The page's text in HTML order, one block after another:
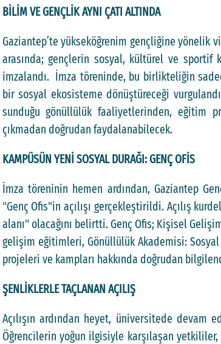
BİLİM VE GENÇLİK AYNI ÇATI ALTINDA
Gaziantep’te yükseköğrenim gençliğine yönelik
arasında; gençlerin sosyal, kültürel ve
imzalandı. İmza töreninde, bu birlikteliğin
bir sosyal ekosisteme dönüştüreceği
sunduğu gönüllülük faaliyetlerinden, eğitim
çıkmadan doğrudan faydalanabilecek.
KAMPÜSÜN YENİ SOSYAL DURAĞI: GENÇ OFİS
İmza töreninin hemen ardından, Gaziantep
"Genç Ofis"in açılışı gerçekleştirildi. Açılış
alanı" olacağını belirtti. Genç Ofis; Kişisel
gelişim eğitimleri, Gönüllülük Akademisi:
projeleri ve kampları hakkında doğrudan
ŞENLİKLERLE TAÇLANAN AÇILIŞ
Açılışın ardından heyet, üniversitede devam
Öğrencilerin yoğun ilgisiyle karşılaşan